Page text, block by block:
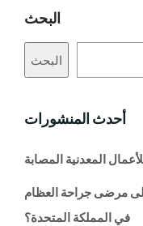
البحث
البحث
أحدث المنشورات
المعدنية المصابة
التأثير الحقيقي لأزمة كوفيد-19 على مرضى جراحة العظام
في المملكة المتحدة؟